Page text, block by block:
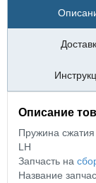
Описание
Пружина
LH
Запчасть на
Название